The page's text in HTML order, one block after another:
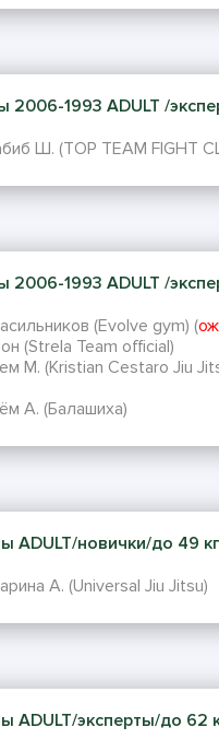
2006-1993 ADULT /
Ш. (TOP TEAM FIGHT
2006-1993 ADULT /
(Evolve gym) (
(Strela Team official)
М. (Kristian Cestaro Jiu
А. (Балашиха)
ADULT/новички/до 49 кг
А. (Universal Jiu Jitsu)
ADULT/эксперты/до 62